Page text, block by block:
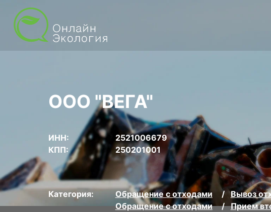
ООО "ВЕГА"
ИНН:
2521006679
КПП:
250201001
Категория: Обращение с отходами
Вывоз
Обращение с отходами
Прием